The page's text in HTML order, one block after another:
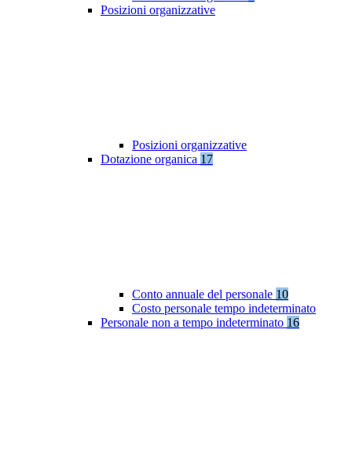
Posizioni organizzative
Posizioni organizzative
Dotazione organica 17
Conto annuale del personale 10
Costo personale tempo indeterminato
Personale non a tempo indeterminato 16